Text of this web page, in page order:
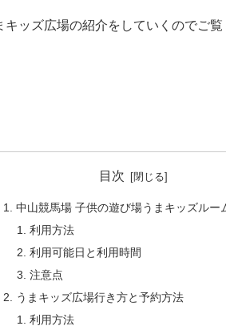
ッズ広場の紹介をしていくのでご覧
目次
中山競馬場 子供の遊び場うまキッズルー
利用方法
利用可能日と利用時間
注意点
うまキッズ広場行き方と予約方法
利用方法